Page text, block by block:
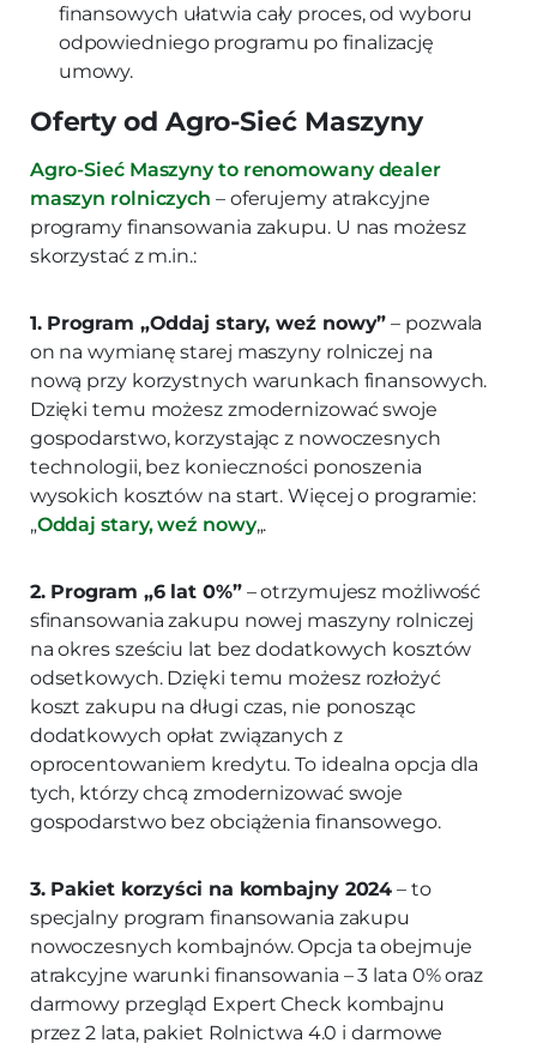
finansowych ułatwia cały proces, od wyboru
odpowiedniego programu po finalizację
umowy.
Oferty od Agro-Sieć Maszyny
Agro-Sieć Maszyny to renomowany dealer
maszyn rolniczych – oferujemy atrakcyjne
programy finansowania zakupu. U nas możesz
skorzystać z m.in.:
1. Program „Oddaj stary, weź nowy” – pozwala
on na wymianę starej maszyny rolniczej na
nową przy korzystnych warunkach finansowych.
Dzięki temu możesz zmodernizować swoje
gospodarstwo, korzystając z nowoczesnych
technologii, bez konieczności ponoszenia
wysokich kosztów na start. Więcej o programie:
„Oddaj stary, weź nowy„.
2. Program „6 lat 0%”– otrzymujesz możliwość
sfinansowania zakupu nowej maszyny rolniczej
na okres sześciu lat bez dodatkowych kosztów
odsetkowych. Dzięki temu możesz rozłożyć
koszt zakupu na długi czas, nie ponosząc
dodatkowych opłat związanych z
oprocentowaniem kredytu. To idealna opcja dla
tych, którzy chcą zmodernizować swoje
gospodarstwo bez obciążenia finansowego.
3. Pakiet korzyści na kombajny 2024 – to
specjalny program finansowania zakupu
nowoczesnych kombajnów. Opcja ta obejmuje
atrakcyjne warunki finansowania – 3 lata 0% oraz
darmowy przegląd Expert Check kombajnu
przez 2 lata, pakiet Rolnictwa 4.0 i darmowe